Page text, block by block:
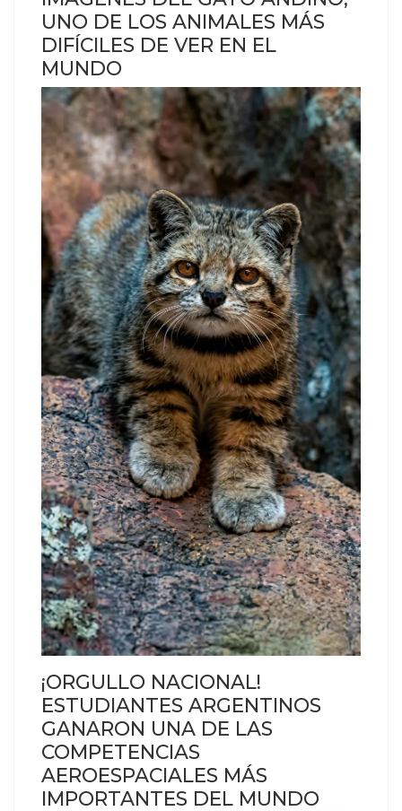
UNO DE LOS ANIMALES MÁS
DIFÍCILES DE VER EN EL
MUNDO
¡ORGULLO NACIONAL!
ESTUDIANTES ARGENTINOS
GANARON UNA DE LAS
COMPETENCIAS
AEROESPACIALES MÁS
IMPORTANTES DEL MUNDO